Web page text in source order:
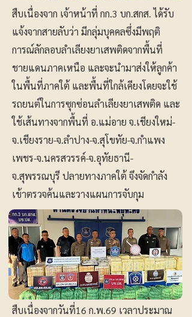
สืบเนื่องจาก เจ้าหน้าที่ กก.3 บก.สกส. ได้รับ
แจ้งจากสายลับว่า มีกลุ่มบุคคลซึ่งมีพฤติ
การณ์ลักลอบลําเลียงยาเสพติดจากพื้นที่
ชายแดนภาคเหนือ และจะนํามาส่งให้ลูกค้า
ในพื้นที่ภาคใต้ และพื้นที่ใกล้เคียงโดยจะใช้
รถยนต์ในการซุกซ่อนลําเลียงยาเสพติด และ
ใช้เส้นทางจากพื้นที่ อ.แม่อาย จ.เชียงใหม่-
จ.เชียงราย-จ.ลําปาง-จ.สุโขทัย-จ.กําแพง
เพชร-จ.นครสวรรค์-จ.อุทัยธานี-
จ.สุพรรณบุรี ปลายทางภาคใต้ จึงจัดกำลัง
เข้าตรวจค้นและวางแผนการจับกุม
สืบเนื่องจากวันที่16 ก.พ.69 เวลาประมาณ